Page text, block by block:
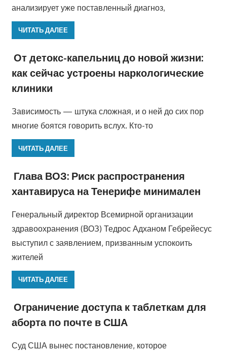
анализирует уже поставленный диагноз,
ЧИТАТЬ ДАЛЕЕ
От детокс-капельниц до новой жизни:
как сейчас устроены наркологические
клиники
Зависимость — штука сложная, и о ней до сих пор
многие боятся говорить вслух. Кто-то
ЧИТАТЬ ДАЛЕЕ
Глава ВОЗ: Риск распространения
хантавируса на Тенерифе минимален
Генеральный директор Всемирной организации
здравоохранения (ВОЗ) Тедрос Адханом Гебрейесус
выступил с заявлением, призванным успокоить
жителей
ЧИТАТЬ ДАЛЕЕ
Ограничение доступа к таблеткам для
аборта по почте в США
Суд США вынес постановление, которое